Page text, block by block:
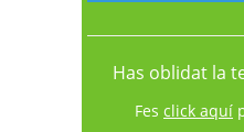
Has oblidat la
Fes click aquí